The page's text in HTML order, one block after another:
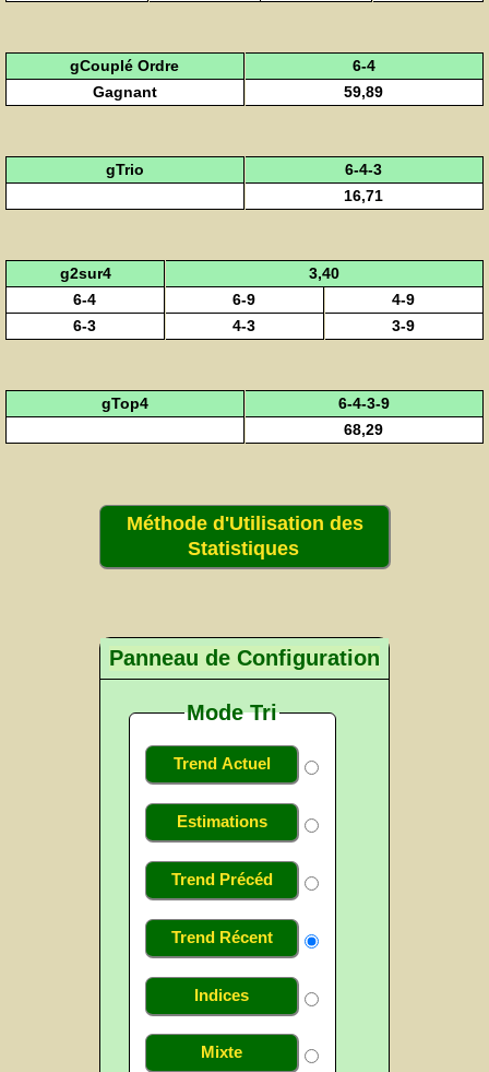
gCouplé Ordre
6-4
Gagnant
59,89
gTrio
6-4-3
16,71
g2sur4
3,40
6-4
6-9
4-9
6-3
4-3 3-9
gTop4
6-4-3-9
68,29
Méthode d'Utilisation des
Statistiques
Panneau de Configuration
Mode Tri
Trend Actuel
Estimations
Trend Précéd
Trend Récent
Indices
Mixte